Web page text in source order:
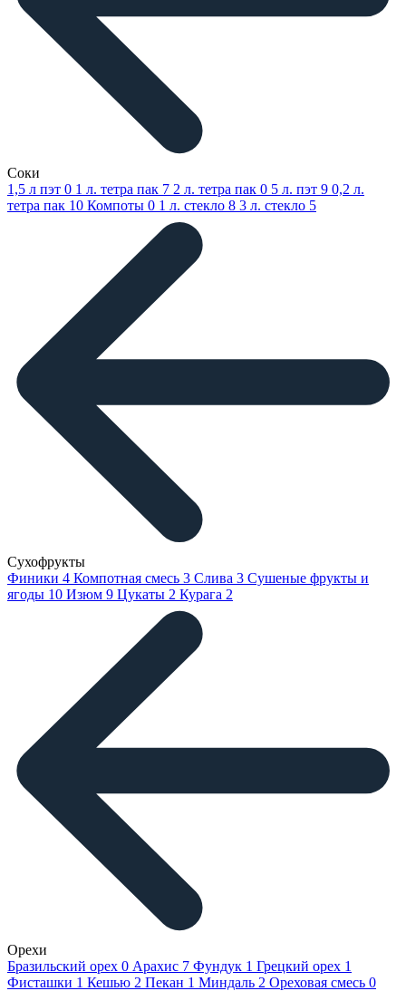
Соки
1,5 л пэт 0 1 л. тетра пак 7 2 л. тетра пак 0 5 л. пэт 9 0,2 л.
тетра пак 10 Компоты 0 1 л. стекло 8 3 л. стекло 5
Сухофрукты
Финики 4 Компотная смесь 3 Слива 3 Сушеные фрукты и
ягоды 10 Изюм 9 Цукаты 2 Курага 2
Орехи
Бразильский орех 0 Арахис 7 Фундук 1 Грецкий орех 1
Фисташки 1 Кешью 2 Пекан 1 Миндаль 2 Ореховая смесь 0